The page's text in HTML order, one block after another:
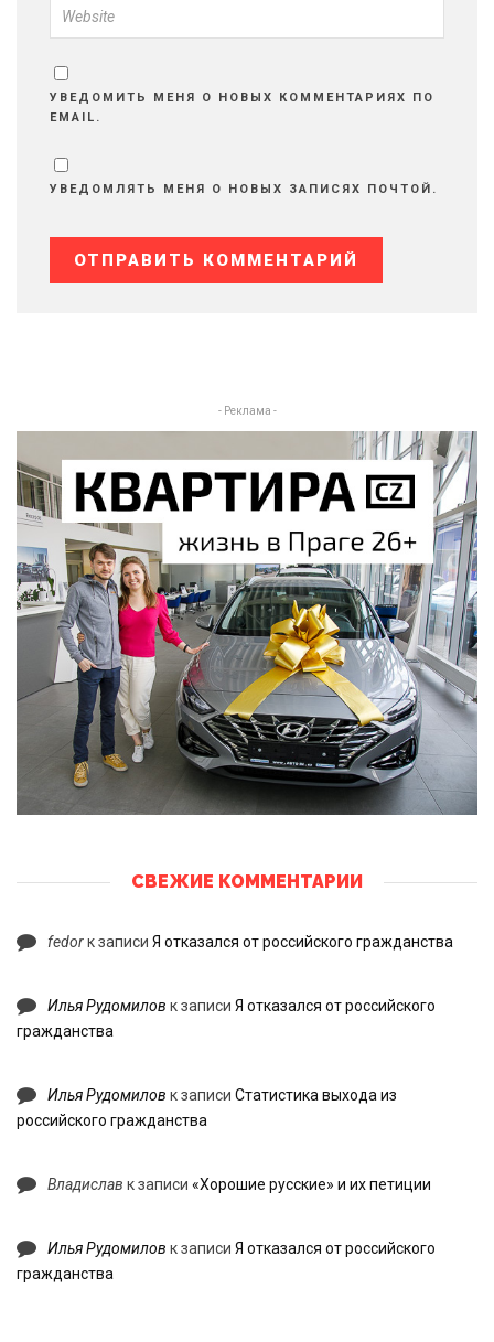
УВЕДОМИТЬ МЕНЯ О НОВЫХ КОММЕНТАРИЯХ ПО
EMAIL.
УВЕДОМЛЯТЬ МЕНЯ О НОВЫХ ЗАПИСЯХ ПОЧТОЙ.
- Реклама -
СВЕЖИЕ КОММЕНТАРИИ
fedorк записи Я отказался от российского гражданства
Илья Рудомилов к записи Я отказался от российского
гражданства
Илья Рудомилов к записи Статистика выхода из
российского гражданства
Владислав к записи «Хорошие русские» и их петиции
Илья Рудомилов к записи Я отказался от российского
гражданства